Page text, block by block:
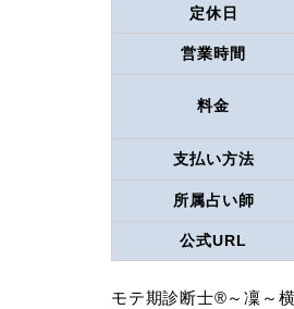
定休日
営業時間
料金
支払い方法
所属占い師
公式URL
モテ期診断士®～凜～